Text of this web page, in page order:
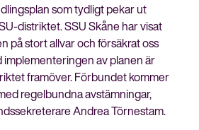
som tydligt pekar ut
distriktet. SSU Skåne har visat
på stort allvar och försäkrat oss
av planen är
framöver. Förbundet kommer
regelbundna avstämningar,
Andrea Törnestam.